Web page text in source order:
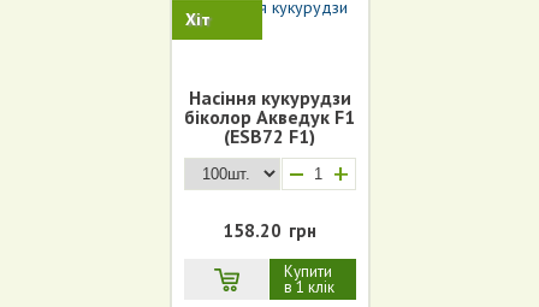
Хіт
Насіння кукурудзи
біколор Акведук F1
(ESB72 F1)
+
158.20 грн
Купити
в 1 клік